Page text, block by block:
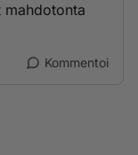
mahdotonta
Kommentoi